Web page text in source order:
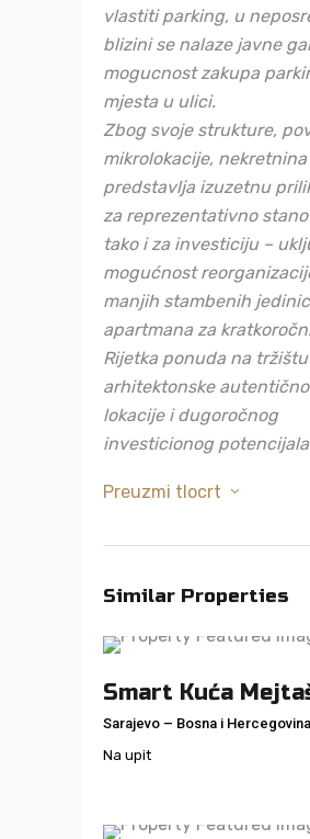
vlastiti parking, u
blizini se nalaze javne
mogucnost zakupa
mjesta u ulici.
Zbog svoje strukture,
mikrolokacije, nekretnina
predstavlja izuzetnu
za reprezentativno
tako i za investiciju –
mogućnost
manjih stambenih
apartmana za
Rijetka ponuda na
arhitektonske
lokacije i dugoročnog
investicionog potencijala
Preuzmi tlocrt
Similar Properties
Smart Kuća
Sarajevo – Bosna i Hercegovina
Na upit